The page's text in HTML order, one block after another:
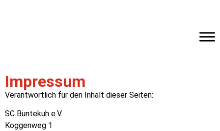
Impressum
Verantwortlich für den Inhalt dieser Seiten:
SC Buntekuh e.V.
Koggenweg 1